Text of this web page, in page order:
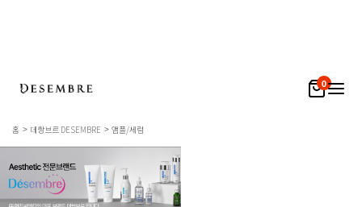
0
홈 데쌍브르 DESEMBRE 앰플/세럼